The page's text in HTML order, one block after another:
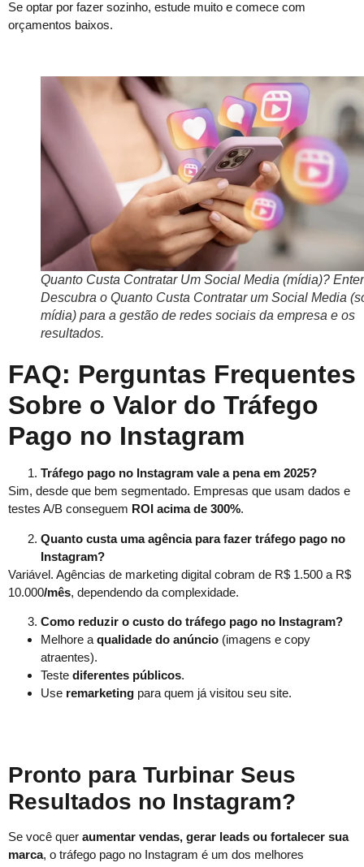
Se optar por fazer sozinho, estude muito e comece com
orçamentos baixos.
Quanto Custa Contratar Um Social Media (mídia)?
Descubra o Quanto Custa Contratar um Social Media
mídia) para a gestão de redes sociais da empresa e os
resultados.
FAQ: Perguntas Frequentes
Sobre o Valor do Tráfego
Pago no Instagram
Tráfego pago no Instagram vale a pena em 2025?
Sim, desde que bem segmentado. Empresas que usam dados e
testes A/B conseguem ROI acima de 300%.
Quanto custa uma agência para fazer tráfego pago no
Instagram?
Variável. Agências de marketing digital cobram de R$ 1.500 a R$
10.000/mês, dependendo da complexidade.
Como reduzir o custo do tráfego pago no Instagram?
Melhore a qualidade do anúncio (imagens e copy
atraentes).
Teste diferentes públicos.
Use remarketing para quem já visitou seu site.
Pronto para Turbinar Seus
Resultados no Instagram?
Se você quer aumentar vendas, gerar leads ou fortalecer sua
marca, o tráfego pago no Instagram é um dos melhores